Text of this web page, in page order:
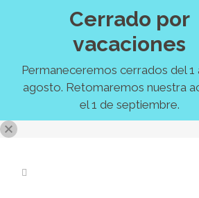
Cerrado por
vacaciones
Permaneceremos cerrados del 1
agosto. Retomaremos nuestra
el 1 de septiembre.